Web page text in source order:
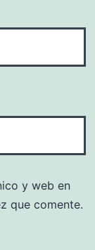
y web en
que comente.